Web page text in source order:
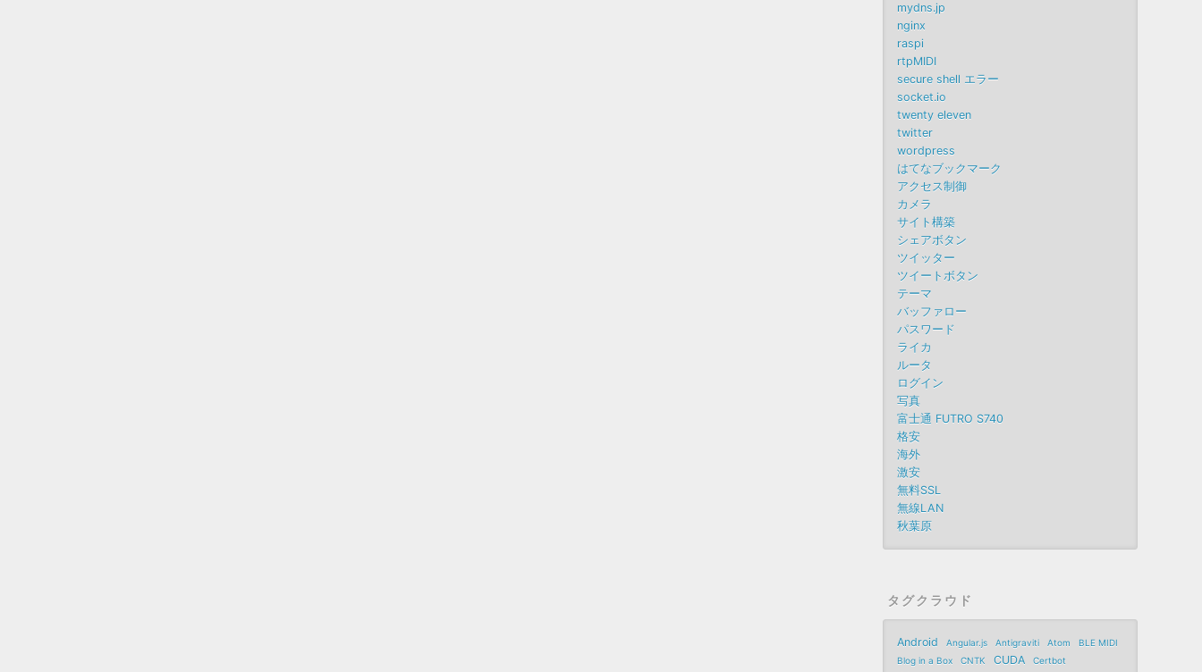
mydns.jp
nginx
raspi
rtpMIDI
secure shell エラー
socket.io
twenty eleven
twitter
wordpress
はてなブックマーク
アクセス制御
カメラ
サイト構築
シェアボタン
ツイッター
ツイートボタン
テーマ
バッファロー
パスワード
ライカ
ルータ
ログイン
写真
富士通 FUTRO S740
格安
海外
激安
無料SSL
無線LAN
秋葉原
タグクラウド
Android Angular.js Antigraviti Atom
BLE MIDI
Blog in a Box
CNTK CUDA Certbot